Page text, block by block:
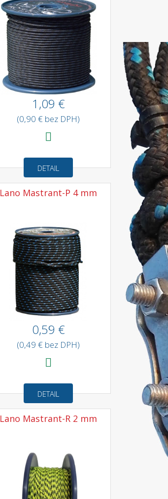
1,09 €
(0,90 € bez DPH)
DETAIL
Lano Mastrant-P 4 mm
0,59 €
(0,49 € bez DPH)
DETAIL
Lano Mastrant-R 2 mm